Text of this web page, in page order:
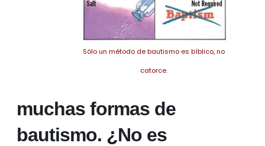
Sólo un método de bautismo es bíblico, no
catorce.
muchas formas de
bautismo. ¿No es